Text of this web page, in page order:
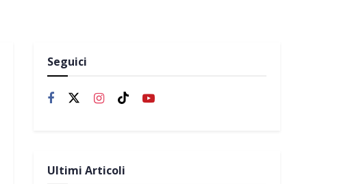
Seguici
Ultimi Articoli